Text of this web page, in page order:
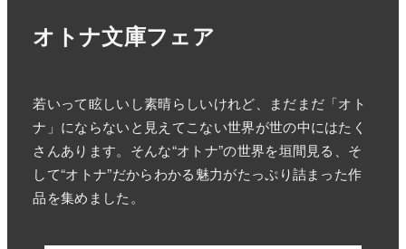
オトナ文庫フェア
若いって眩しいし素晴らしいけれど、まだまだ「オト
ナ」にならないと見えてこない世界が世の中にはたく
さんあります。そんな“オトナ”の世界を垣間見る、そ
して“オトナ”だからわかる魅力がたっぷり詰まった作
品を集めました。